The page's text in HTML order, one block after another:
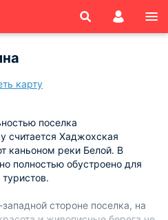
карту
поселка
считается Хаджохская
каньоном реки Белой. В
полностью обустроено для
стороне поселка, на